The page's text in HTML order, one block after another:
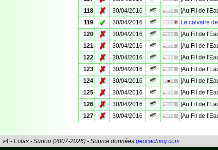
118
✗ 30/04/2016
[Au Fil de
119
✓ 30/04/2016
Le calvaire
120
✗ 30/04/2016
[Au Fil de
121
✗ 30/04/2016
[Au Fil de
122
✗ 30/04/2016
[Au Fil de
123
✗ 30/04/2016
[Au Fil de
124
✗ 30/04/2016
[Au Fil de
125
✗ 30/04/2016
[Au Fil de
126
✗ 30/04/2016
[Au Fil de
127
✗ 30/04/2016 [Au Fil de
v4 - Eolas - Surfoo (2007-2026) - Source données geocaching.com